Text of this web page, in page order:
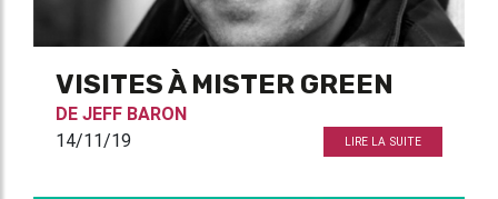
VISITES À MISTER GREEN
DE JEFF BARON
14/11/19
LIRE LA SUITE